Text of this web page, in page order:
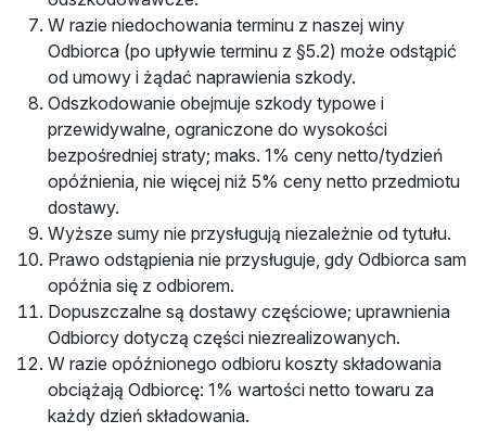
W razie niedochowania terminu z naszej winy
Odbiorca (po upływie terminu z §5.2) może odstąpić
od umowy i żądać naprawienia szkody.
Odszkodowanie obejmuje szkody typowe i
przewidywalne, ograniczone do wysokości
bezpośredniej straty; maks. 1% ceny netto/tydzień
opóźnienia, nie więcej niż 5% ceny netto przedmiotu
dostawy.
Wyższe sumy nie przysługują niezależnie od tytułu.
Prawo odstąpienia nie przysługuje, gdy Odbiorca sam
opóźnia się z odbiorem.
Dopuszczalne są dostawy częściowe; uprawnienia
Odbiorcy dotyczą części niezrealizowanych.
W razie opóźnionego odbioru koszty składowania
obciążają Odbiorcę: 1% wartości netto towaru za
każdy dzień składowania.